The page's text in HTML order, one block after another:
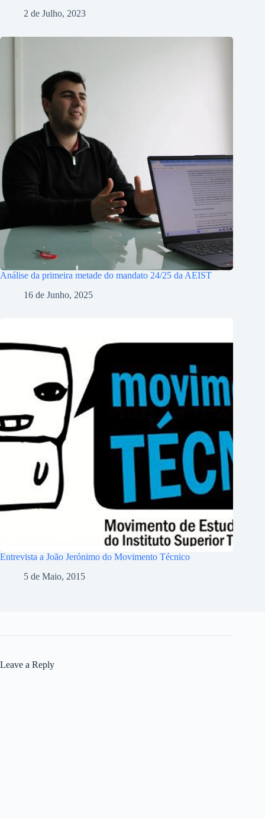
2 de Julho, 2023
Análise da primeira metade do mandato 24/25 da AEIST
16 de Junho, 2025
Entrevista a João Jerónimo do Movimento Técnico
5 de Maio, 2015
Leave a Reply